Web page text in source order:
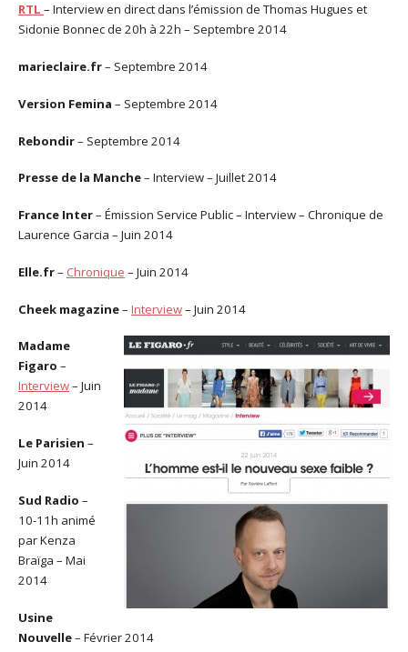
RTL – Interview en direct dans l’émission de Thomas Hugues et
Sidonie Bonnec de 20h à 22h – Septembre 2014
marieclaire.fr– Septembre 2014
Version Femina – Septembre 2014
Rebondir– Septembre 2014
Presse de la Manche– Interview – Juillet 2014
France Inter– Émission Service Public – Interview – Chronique de
Laurence Garcia – Juin 2014
Elle.fr– Chronique – Juin 2014
Cheek magazine– Interview– Juin 2014
Madame
Figaro –
Interview– Juin
2014
Le Parisien –
Juin 2014
Sud Radio –
10-11h animé
par Kenza
Braïga – Mai
2014
Usine
Nouvelle– Février 2014